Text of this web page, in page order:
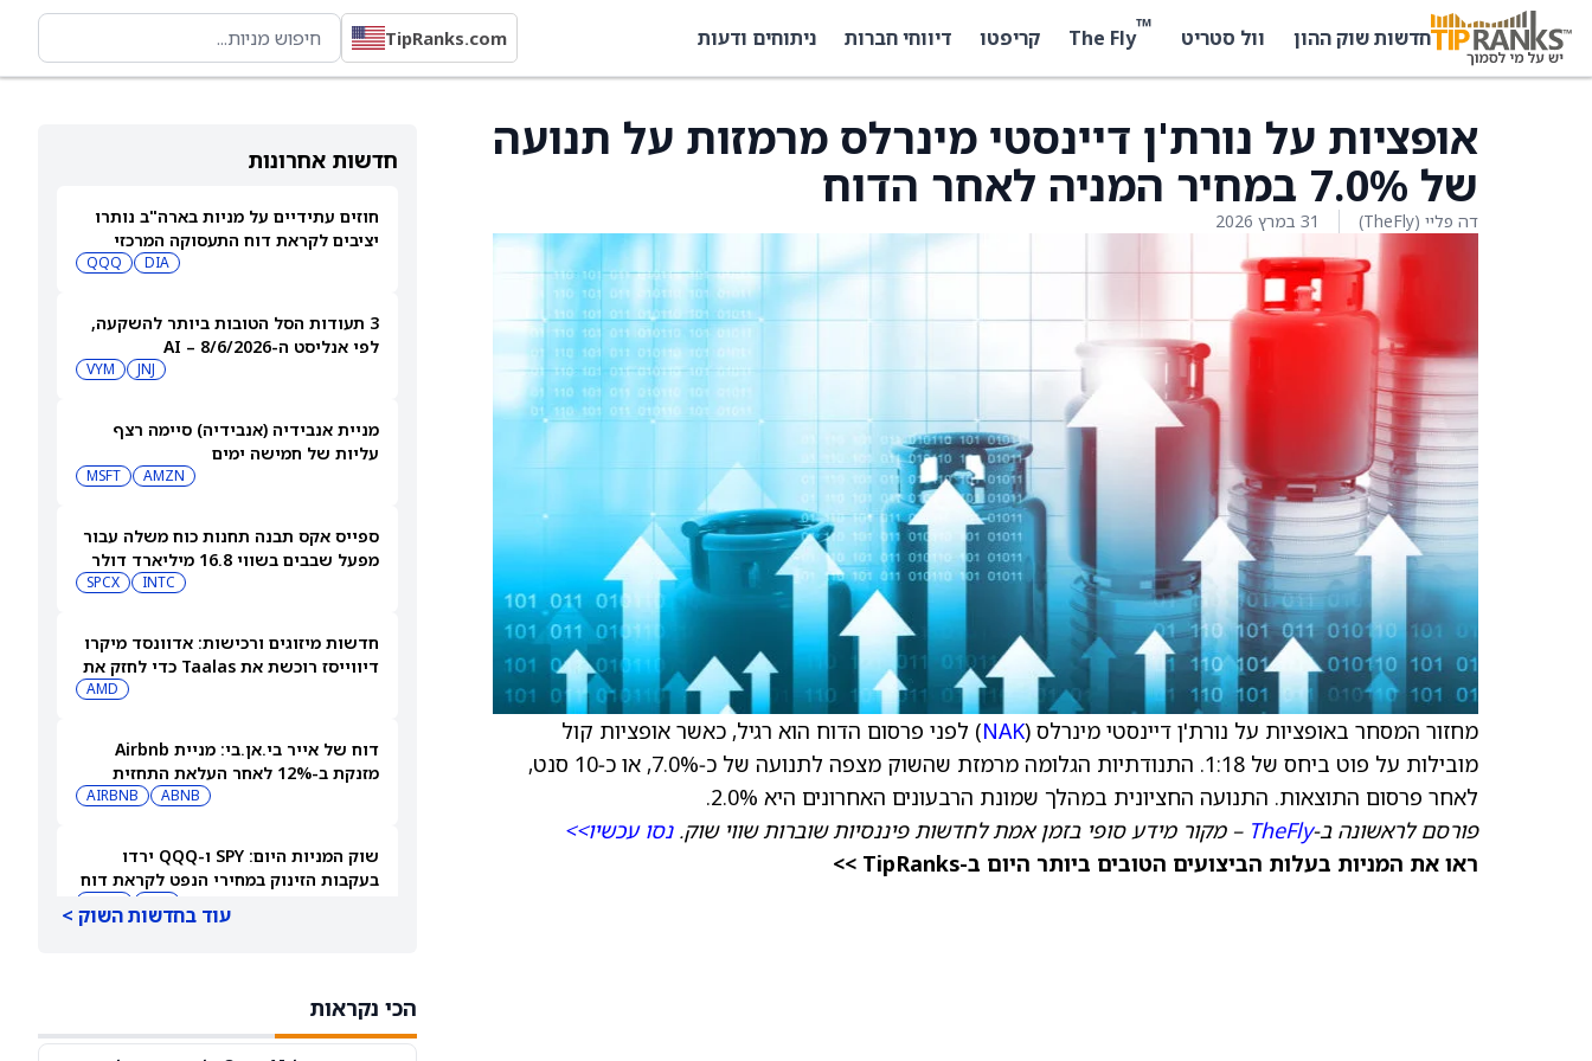
חדשות שוק ההון וול סטריט ™
The Fly קריפטו דיווחי חברות ניתוחים ודעות TipRanks.com
חדשות אחרונות
חוזים עתידיים על מניות בארה"ב נותרו
יציבים לקראת דוח התעסוקה המרכזי
DIA
QQQ
3 תעודות הסל הטובות ביותר להשקעה,
לפי אנליסט ה-AI – 8/6/2026
JNJ
VYM
מניית אנבידיה (אנבידיה) סיימה רצף
עליות של חמישה ימים
AMZN
MSFT
ספייס אקס תבנה תחנות כוח משלה עבור
מפעל שבבים בשווי 16.8 מיליארד דולר
INTC
SPCX
חדשות מיזוגים ורכישות: אדוונסד מיקרו
דיווייסז רוכשת את Taalas כדי לחזק את
AMD
דוח של אייר בי.אן.בי: מניית Airbnb
מזנקת ב-12% לאחר העלאת התחזית
ABNB
AIRBNB
שוק המניות היום: SPY ו-QQQ ירדו
בעקבות הזינוק במחירי הנפט לקראת דוח
ב-10 באוגוסט
עוד בחדשות השוק >
הכי נקראות
אופציות על נורת'ן דיינסטי מינרלס מרמזות על תנועה
של 7.0% במחיר המניה לאחר הדוח
דה פליי (TheFly) 31 במרץ 2026
מחזור המסחר באופציות על נורת'ן דיינסטי מינרלס (NAK) לפני פרסום הדוח הוא רגיל, כאשר אופציות קול
מובילות על פוט ביחס של 1:18. התנודתיות הגלומה מרמזת שהשוק מצפה לתנועה של כ‑7.0%, או כ‑10 סנט,
לאחר פרסום התוצאות. התנועה החציונית במהלך שמונת הרבעונים האחרונים היא 2.0%.
פורסם לראשונה ב-TheFly – מקור מידע סופי בזמן אמת לחדשות פיננסיות שוברות שווי שוק.נסו עכשיו>>
ראו את המניות בעלות הביצועים הטובים ביותר היום ב-TipRanks >>